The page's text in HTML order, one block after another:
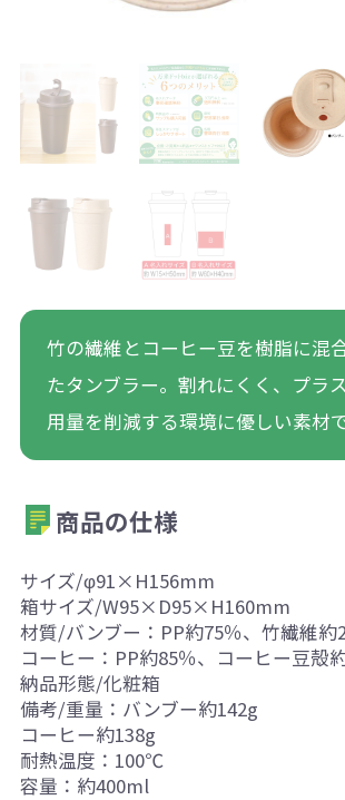
竹の繊維とコーヒー豆を樹脂に混
たタンブラー。割れにくく、プラ
用量を削減する環境に優しい素材で
商品の仕様
サイズ/φ91×H156mm
箱サイズ/W95×D95×H160mm
材質/バンブー：PP約75％、竹繊維約
コーヒー：PP約85％、コーヒー豆殻
納品形態/化粧箱
備考/重量：バンブー約142g
コーヒー約138g
耐熱温度：100℃
容量：約400ml